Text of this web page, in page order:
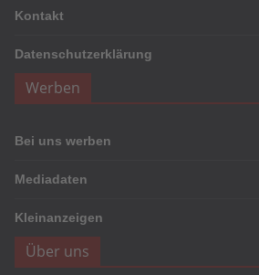
Kontakt
Datenschutzerklärung
Werben
Bei uns werben
Mediadaten
Kleinanzeigen
Über uns